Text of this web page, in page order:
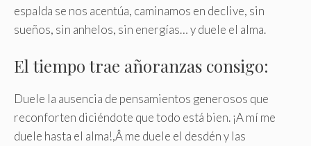
espalda se nos acentúa, caminamos en declive, sin
sueños, sin anhelos, sin energías… y duele el alma.
El tiempo trae añoranzas consigo:
Duele la ausencia de pensamientos generosos que
reconforten diciéndote que todo está bien. ¡A mí me
duele hasta el alma!,Â me duele el desdén y las